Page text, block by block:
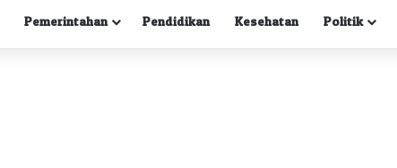
Pemerintahan Pendidikan Kesehatan Politik